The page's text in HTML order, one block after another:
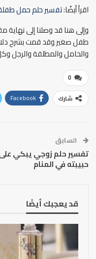
اقرأ أيضًا:تفسير حلم حمل
وإلى هنا قد وصلنا إلى نهاية
طفل صغير وقد قمت بشرح
والحامل والمطلقة والرجل
0
شارك Facebook
السابق
تفسير حلم زوجي يبكي
حبيبته في المنام
قد يعجبك أيضًا